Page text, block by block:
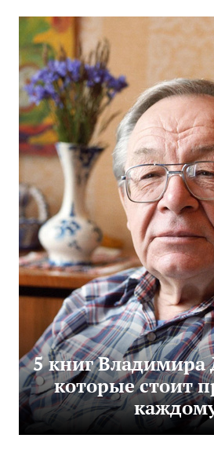
5 книг Владимира
которые стоит